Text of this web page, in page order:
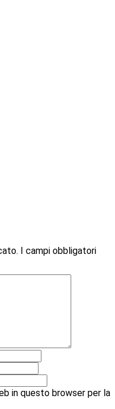
I campi obbligatori
in questo browser per la